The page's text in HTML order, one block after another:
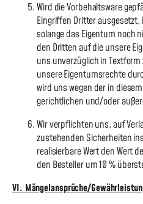
Wird die Vorbehaltsware
Eingriffen Dritter
solange das Eigentum noch
den Dritten auf die unsere
uns unverzüglich in
unsere Eigentumsrechte
wird uns wegen der in
gerichtlichen und/oder
Wir verpflichten uns, auf
zustehenden Sicherheiten
realisierbare Wert den Wert
den Besteller um 10 %
VI. Mängelansprüche/